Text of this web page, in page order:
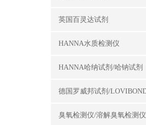
英国百灵达试剂
HANNA水质检测仪
HANNA哈纳试剂/哈钠试剂
臭氧检测仪/溶解臭氧检测仪